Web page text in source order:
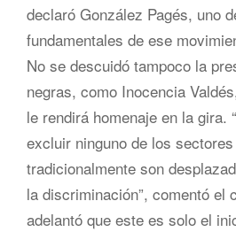
declaró González Pagés, uno
fundamentales de ese
No se descuidó tampoco la
negras, como Inocencia
le rendirá homenaje en la gira.
excluir ninguno de los
tradicionalmente son
la discriminación”, comentó el
adelantó que este es solo el